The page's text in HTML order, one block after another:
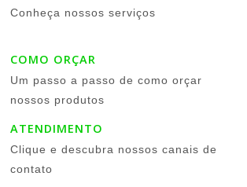
Conheça nossos serviços
COMO ORÇAR
Um passo a passo de como orçar
nossos produtos
ATENDIMENTO
Clique e descubra nossos canais de
contato